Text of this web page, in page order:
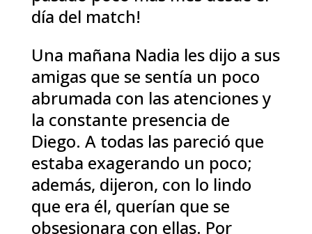
día del match!
Una mañana Nadia les dijo a sus
amigas que se sentía un poco
abrumada con las atenciones y
la constante presencia de
Diego. A todas las pareció que
estaba exagerando un poco;
además, dijeron, con lo lindo
que era él, querían que se
obsesionara con ellas. Por